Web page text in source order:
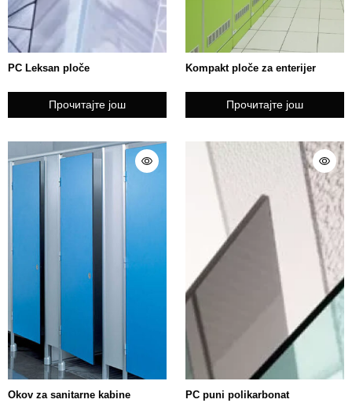
PC Leksan ploče
Прочитајте још
Kompakt ploče za enterijer
Прочитајте још
Okov za sanitarne kabine PC puni polikarbonat